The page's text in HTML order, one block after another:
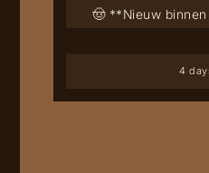
🤠 **Nieuw
4